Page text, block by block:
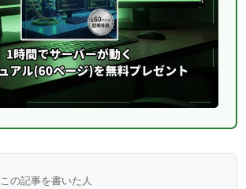
この記事を書いた人